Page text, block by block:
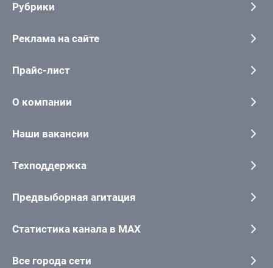
Рубрики
Реклама на сайте
Прайс-лист
О компании
Наши вакансии
Техподдержка
Предвыборная агитация
Статистика канала в MAX
Все города сети